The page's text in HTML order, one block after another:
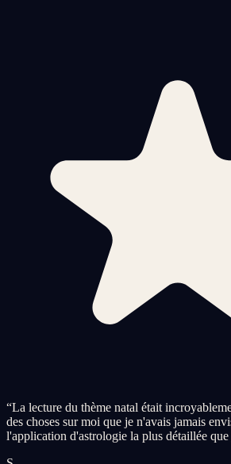
“La lecture du thème natal était
des choses sur moi que je n'avais jamais
l'application d'astrologie la plus détaillée